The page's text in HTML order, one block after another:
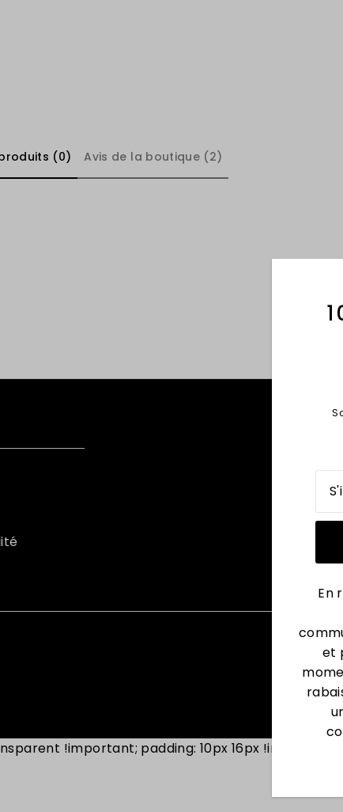
(0) Avis de la boutique (2)
En
et
!important; padding: 10px 16px